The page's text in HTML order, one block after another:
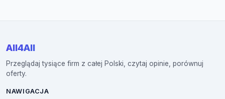
All4All
Przeglądaj tysiące firm z całej Polski, czytaj opinie, porównuj
oferty.
NAWIGACJA